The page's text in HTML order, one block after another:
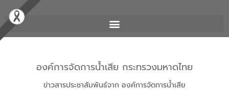
องค์การจัดการน้ำเสีย กระทรวงมหาดไทย
ข่าวสารประชาสัมพันธ์จาก องค์การจัดการน้ำเสีย